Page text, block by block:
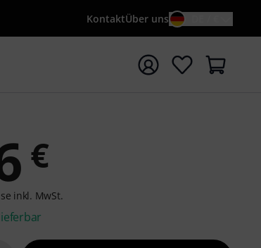
KontaktÜber uns
{searchTerm} starten
€
inkl. MwSt.